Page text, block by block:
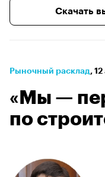
Скачать
Рыночный расклад⁠, 12
«Мы —
по